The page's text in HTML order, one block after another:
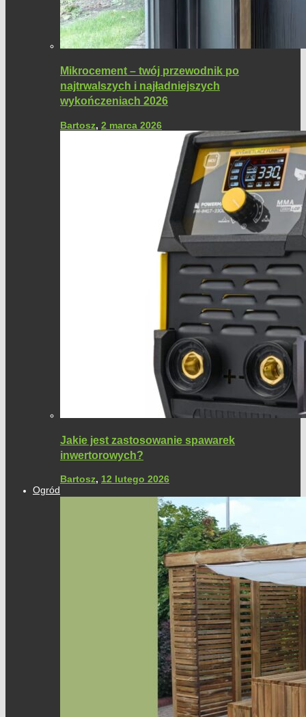
Mikrocement – twój przewodnik po
najtrwalszych i najładniejszych
wykończeniach 2026
Bartosz, 2 marca 2026
Jakie jest zastosowanie spawarek
inwertorowych?
Bartosz, 12 lutego 2026
Ogród